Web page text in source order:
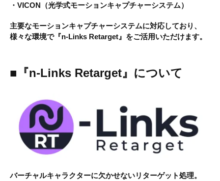
・VICON（光学式モーションキャプチャーシステム）
主要なモーションキャプチャーシステムに対応しており、
様々な環境で『n-Links Retarget』をご活用いただけます。
■『n-Links Retarget』について
バーチャルキャラクターに欠かせないリターゲット処理。